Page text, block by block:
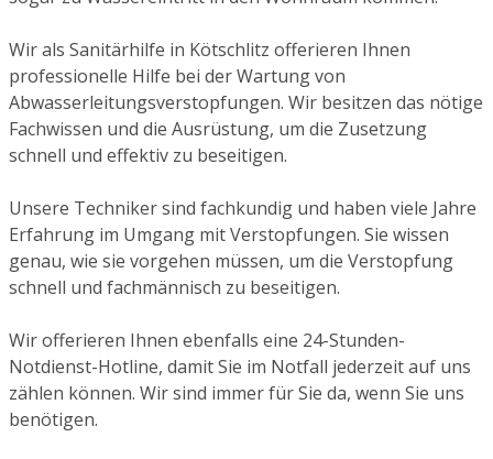
Wir als Sanitärhilfe in Kötschlitz offerieren Ihnen
professionelle Hilfe bei der Wartung von
Abwasserleitungsverstopfungen. Wir besitzen das nötige
Fachwissen und die Ausrüstung, um die Zusetzung
schnell und effektiv zu beseitigen.
Unsere Techniker sind fachkundig und haben viele Jahre
Erfahrung im Umgang mit Verstopfungen. Sie wissen
genau, wie sie vorgehen müssen, um die Verstopfung
schnell und fachmännisch zu beseitigen.
Wir offerieren Ihnen ebenfalls eine 24-Stunden-
Notdienst-Hotline, damit Sie im Notfall jederzeit auf uns
zählen können. Wir sind immer für Sie da, wenn Sie uns
benötigen.